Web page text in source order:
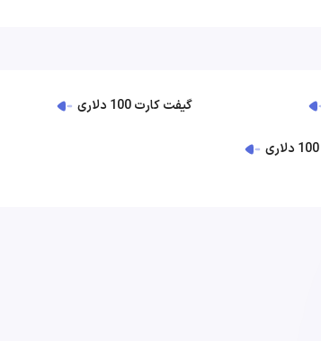
گیفت کارت 100 دلاری